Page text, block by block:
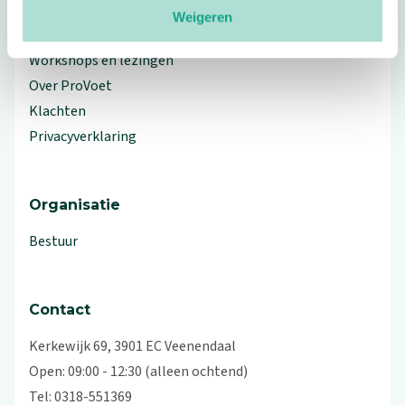
Weigeren
Workshops en lezingen
Over ProVoet
Klachten
Privacyverklaring
Organisatie
Bestuur
Contact
Kerkewijk 69, 3901 EC Veenendaal
Open: 09:00 - 12:30 (alleen ochtend)
Tel: 0318-551369